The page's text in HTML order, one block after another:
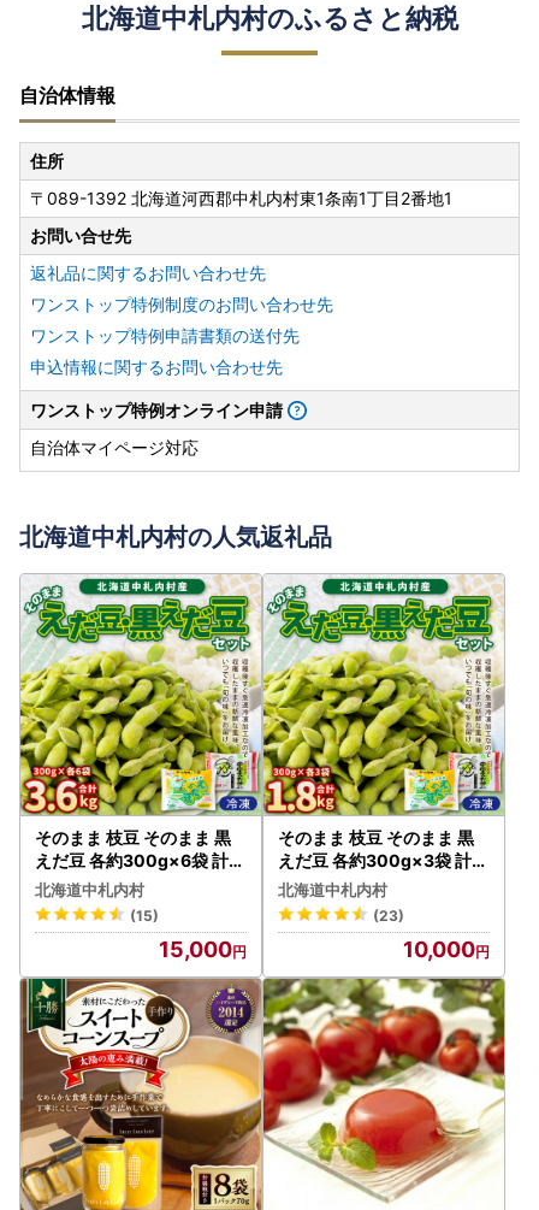
北海道中札内村のふるさと納税
自治体情報
住所
〒089-1392 北海道河西郡中札内村東1条南1丁目2番地1
お問い合せ先
返礼品に関するお問い合わせ先
ワンストップ特例制度のお問い合わせ先
ワンストップ特例申請書類の送付先
申込情報に関するお問い合わせ先
ワンストップ特例オンライン申請
自治体マイページ対応
北海道中札内村の人気返礼品
そのまま 枝豆 そのまま 黒
えだ豆 各約300g×6袋 計約
3.6kg 計12袋 [D1-4C]
北海道中札内村
(15)
15,000
そのまま 枝豆 そのまま 黒
えだ豆 各約300g×3袋 計約
1.8kg 計6袋 [D1-5C]
北海道中札内村
(23)
10,000